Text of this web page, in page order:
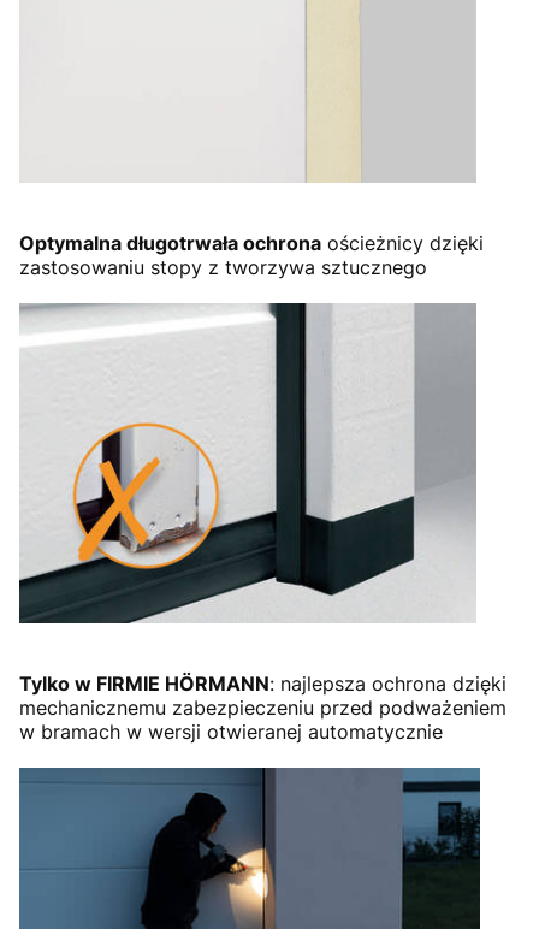
Optymalna długotrwała ochrona ościeżnicy dzięki
zastosowaniu stopy z tworzywa sztucznego
Tylko w FIRMIE HÖRMANN: najlepsza ochrona dzięki
mechanicznemu zabezpieczeniu przed podważeniem
w bramach w wersji otwieranej automatycznie